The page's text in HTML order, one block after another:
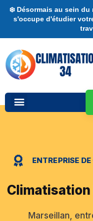
❄️ Désormais au sein du
s'occupe d'étudier
ENTREPRISE
Marseillan,